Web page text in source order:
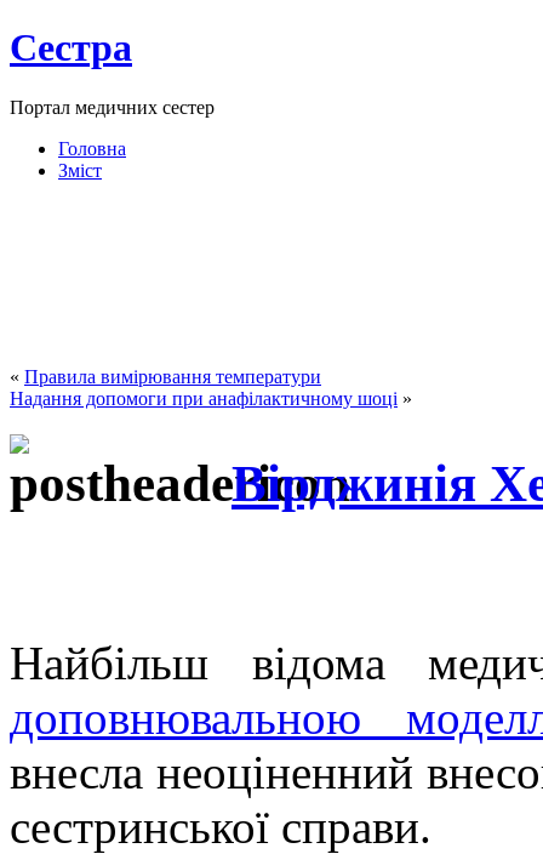
Сестра
Портал медичних сестер
Головна
Зміст
« Правила вимірювання температури
Надання допомоги при анафілактичному шоці »
Вірджинія
Найбільш відома
доповнювальною
внесла неоціненний
сестринської справи.